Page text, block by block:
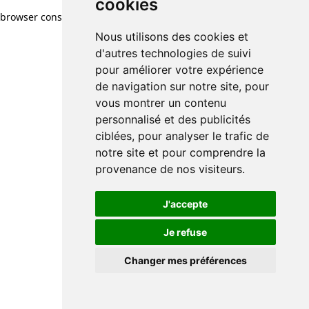
cookies
Nous utilisons des cookies et
d'autres technologies de suivi
pour améliorer votre expérience
de navigation sur notre site, pour
vous montrer un contenu
personnalisé et des publicités
ciblées, pour analyser le trafic de
notre site et pour comprendre la
provenance de nos visiteurs.
J'accepte
Je refuse
Changer mes préférences
browser console for more information)